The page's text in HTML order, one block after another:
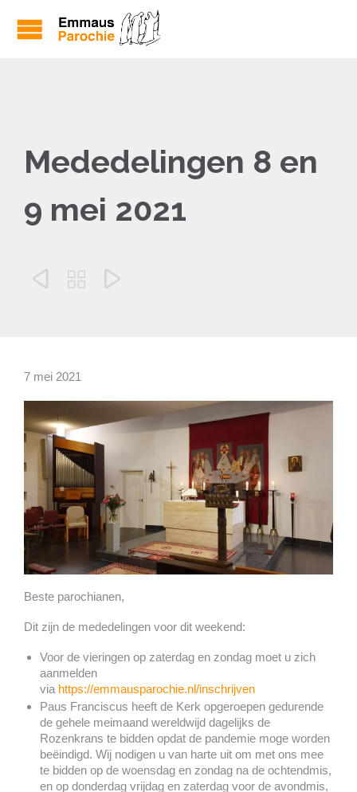
Mededelingen 8 en
9 mei 2021
  
7 mei 2021
Beste parochianen,
Dit zijn de mededelingen voor dit weekend:
Voor de vieringen op zaterdag en zondag moet u zich
aanmelden
via https://emmausparochie.nl/inschrijven
Paus Franciscus heeft de Kerk opgeroepen gedurende
de gehele meimaand wereldwijd dagelijks de
Rozenkrans te bidden opdat de pandemie moge worden
beëindigd. Wij nodigen u van harte uit om met ons mee
te bidden op de woensdag en zondag na de ochtendmis,
en op donderdag vrijdag en zaterdag voor de avondmis,